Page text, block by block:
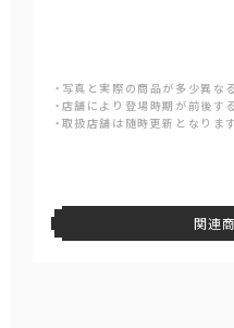
・写真と実際の商品が多少異な
・店舗により登場時期が前後す
・取扱店舗は随時更新となります
関連